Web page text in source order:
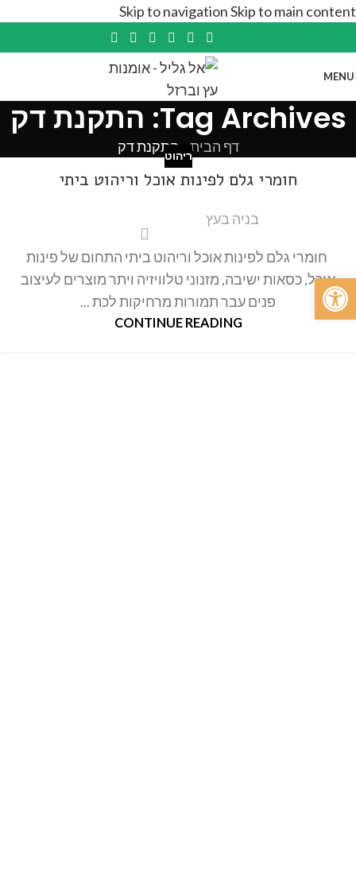
Skip to navigationSkip to main content
MENU
Tag Archives: התקנת דק
דף הבית התקנת דק
ריהוט
חומרי גלם לפינות אוכל וריהוט ביתי
בניה בעץ
חומרי גלם לפינות אוכל וריהוט ביתי התחום של פינות
אוכל, כסאות ישיבה, מזנוני טלוויזיה ויתר מוצרים לעיצוב
פנים עבר תמורות מרחיקות לכת ...
CONTINUE READING
פתח סרגל נגישות